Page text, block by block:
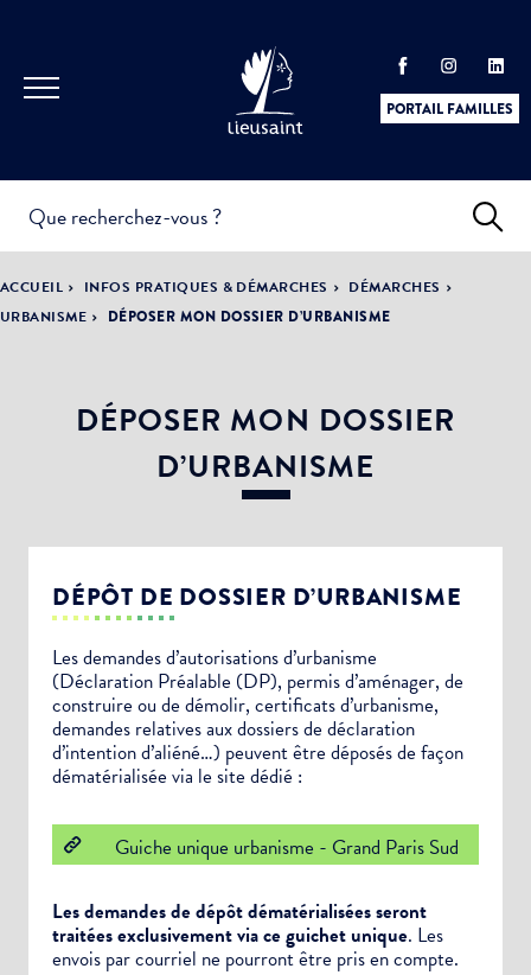
PORTAIL FAMILLES
PRATIQUES &
DÉMARCHES
ACTUALITÉS &
ÉVÈNEMENTS
LA VILLE
DÉMOCRATIE
PARTICIPATIVE
ACCUEIL INFOS PRATIQUES & DÉMARCHES
DÉMARCHES
URBANISME
DÉPOSER MON DOSSIER D’URBANISME
DÉPOSER MON DOSSIER
D’URBANISME
DÉPÔT DE DOSSIER D’URBANISME
Les demandes d’autorisations d’urbanisme
(Déclaration Préalable (DP), permis d’aménager, de
construire ou de démolir, certificats d’urbanisme,
demandes relatives aux dossiers de déclaration
d’intention d’aliéné…) peuvent être déposés de façon
dématérialisée via le site dédié :
Guiche unique urbanisme - Grand Paris Sud
Les demandes de dépôt dématérialisées seront
traitées exclusivement via ce guichet unique. Les
envois par courriel ne pourront être pris en compte.